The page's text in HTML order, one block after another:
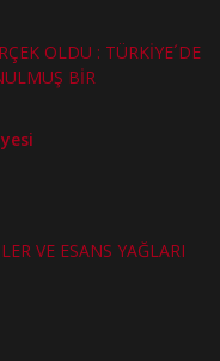
OLDU : TÜRKİYE´DE
BİR
VE ESANS YAĞLARI